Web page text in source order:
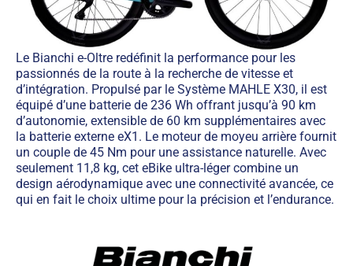
Le Bianchi e-Oltre redéfinit la performance pour les
passionnés de la route à la recherche de vitesse et
d’intégration. Propulsé par le Système MAHLE X30, il est
équipé d’une batterie de 236 Wh offrant jusqu’à 90 km
d’autonomie, extensible de 60 km supplémentaires avec
la batterie externe eX1. Le moteur de moyeu arrière fournit
un couple de 45 Nm pour une assistance naturelle. Avec
seulement 11,8 kg, cet eBike ultra-léger combine un
design aérodynamique avec une connectivité avancée, ce
qui en fait le choix ultime pour la précision et l’endurance.